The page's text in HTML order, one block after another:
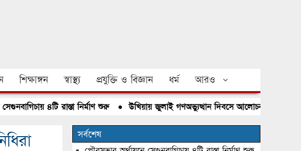
শিক্ষাঙ্গন স্বাস্থ্য প্রযুক্তি ও বিজ্ঞান ধর্ম আরও
৪টি রাস্তা নির্মাণ শুরু● উখিয়ায় জুলাই গণঅভ্যুত্থান দিবসে আলোচনা, রক্তদান ও
সর্বশেষ